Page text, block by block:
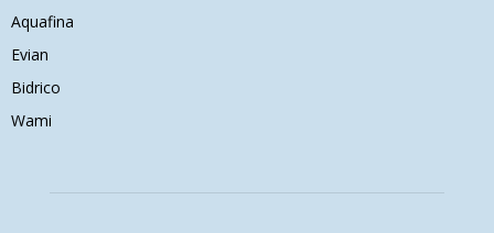
Aquafina
Evian
Bidrico
Wami